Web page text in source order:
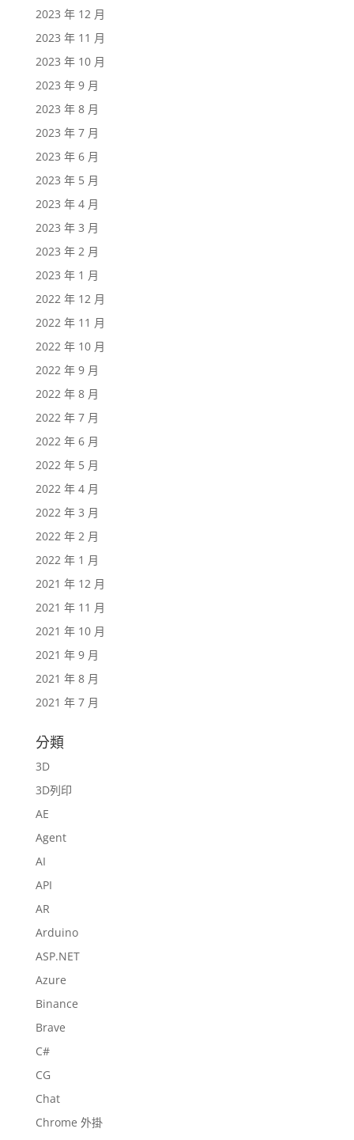
2023 年 12 月
2023 年 11 月
2023 年 10 月
2023 年 9 月
2023 年 8 月
2023 年 7 月
2023 年 6 月
2023 年 5 月
2023 年 4 月
2023 年 3 月
2023 年 2 月
2023 年 1 月
2022 年 12 月
2022 年 11 月
2022 年 10 月
2022 年 9 月
2022 年 8 月
2022 年 7 月
2022 年 6 月
2022 年 5 月
2022 年 4 月
2022 年 3 月
2022 年 2 月
2022 年 1 月
2021 年 12 月
2021 年 11 月
2021 年 10 月
2021 年 9 月
2021 年 8 月
2021 年 7 月
分類
3D
3D列印
AE
Agent
AI
API
AR
Arduino
ASP.NET
Azure
Binance
Brave
C#
CG
Chat
Chrome 外掛